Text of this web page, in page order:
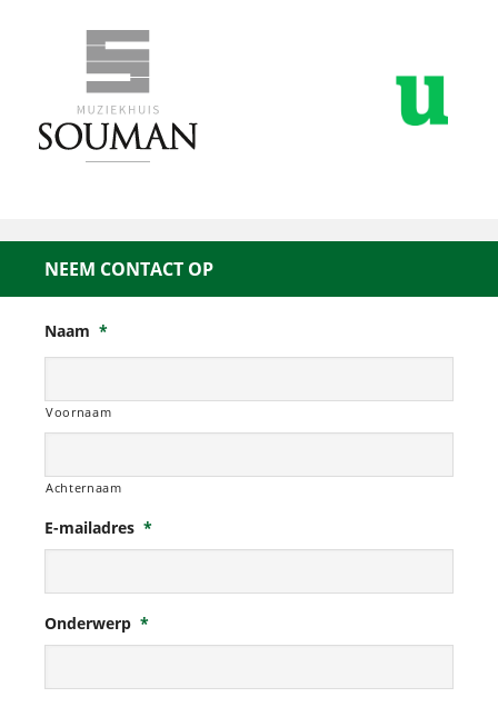
NEEM CONTACT OP
Naam *
Voornaam
Achternaam
E-mailadres *
Onderwerp *